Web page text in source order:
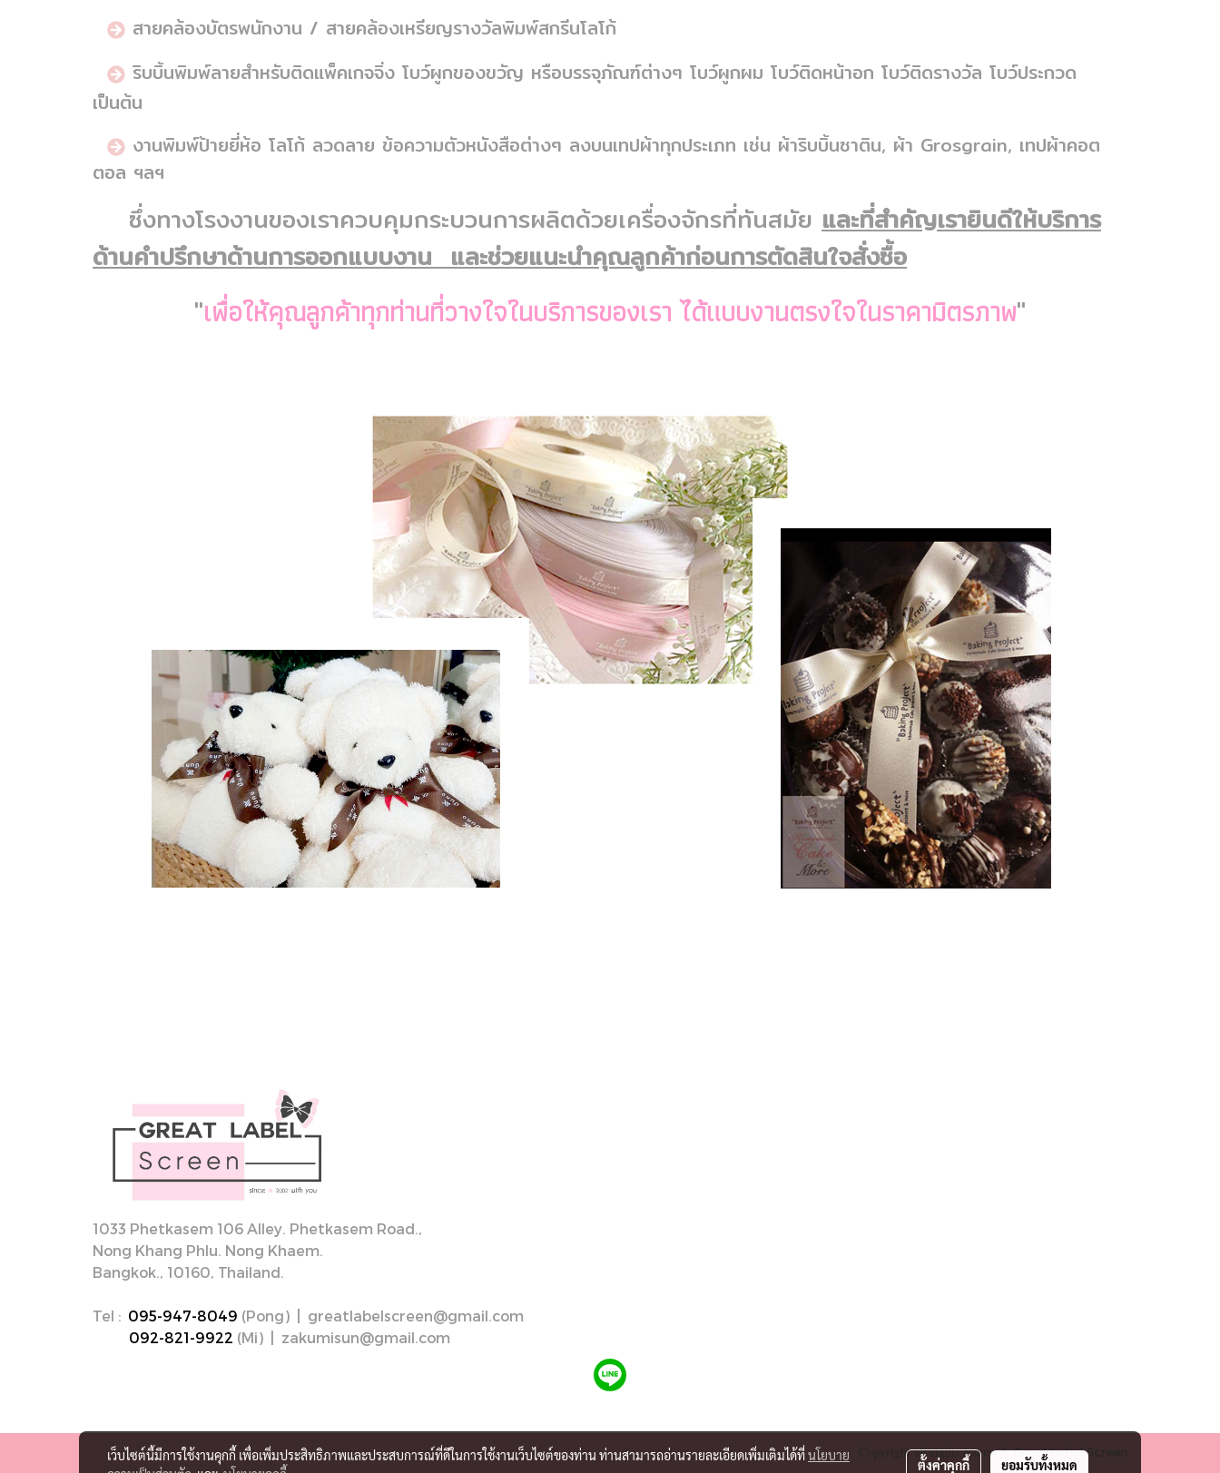
สายคล้องบัตรพนักงาน / สายคล้องเหรียญรางวัลพิมพ์สกรีนโลโก้
ริบบิ้นพิมพ์ลายสำหรับติดแพ็คเกจจิ่ง โบว์ผูกของขวัญ หรือบรรจุภัณฑ์ต่างๆ โบว์ผูกผม โบว์ติดหน้าอก โบว์ติดรางวัล โบว์ประกวด
เป็นต้น
งานพิมพ์ป้ายยี่ห้อ โลโก้ ลวดลาย ข้อความตัวหนังสือต่างๆ ลงบนเทปผ้าทุกประเภท เช่น ผ้าริบบิ้นซาติน, ผ้า Grosgrain, เทปผ้าคอต
ตอล ฯลฯ
ซึ่งทางโรงงานของเราควบคุมกระบวนการผลิตด้วยเครื่องจักรที่ทันสมัย และที่สำคัญเรายินดีให้บริการ
ด้านคำปรึกษาด้านการออกแบบงาน และช่วยแนะนำคุณลูกค้าก่อนการตัดสินใจสั่งซื้อ
"เพื่อให้คุณลูกค้าทุกท่านที่วางใจในบริการของเรา ได้แบบงานตรงใจในราคามิตรภาพ"
1033 Phetkasem 106 Alley. Phetkasem Road.,
Nong Khang Phlu. Nong Khaem.
Bangkok., 10160, Thailand.
Tel : 095-947-8049 (Pong) | greatlabelscreen@gmail.com
092-821-9922 (Mi) | zakumisun@gmail.com
Copyright all rights reserved.Great Label Screen
เว็บไซต์นี้มีการใช้งานคุกกี้ เพื่อเพิ่มประสิทธิภาพและประสบการณ์ที่ดีในการใช้งานเว็บไซต์ของท่าน ท่านสามารถอ่านรายละเอียดเพิ่มเติมได้ที่นโยบาย
ตั้งค่าคุกกี้ ยอมรับทั้งหมด